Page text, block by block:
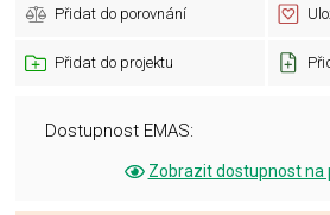
Přidat do porovnání
Přidat do projektu
Dostupnost EMAS:
Zobrazit dostupnost na